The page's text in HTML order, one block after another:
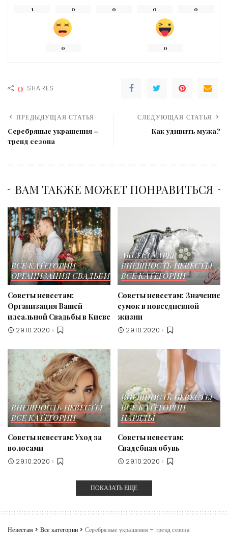
1 0 0 0 0
0 0
0 SHARES
ПРЕДЫДУЩАЯ СТАТЬЯ
Серебряные украшения –
тренд сезона
СЛЕДУЮЩАЯ СТАТЬЯ
Как удивить мужа?
ВАМ ТАКЖЕ МОЖЕТ ПОНРАВИТЬСЯ
ВСЕ КАТЕГОРИИ
ОРГАНИЗАЦИЯ СВАДЬБИ
Советы невестам:
Организация Вашей
идеальной Свадьбы в Киеве
29.10.2020
АКСЕССУАРЫ
ВНЕШНОСТЬ НЕВЕСТЫ
ВСЕ КАТЕГОРИИ
Советы невестам: Значение
сумок в повседневной
жизни
29.10.2020
ВНЕШНОСТЬ НЕВЕСТЫ
ВСЕ КАТЕГОРИИ
Советы невестам: Уход за
волосами
29.10.2020
ВНЕШНОСТЬ НЕВЕСТЫ
ВСЕ КАТЕГОРИИ
НАРЯДЫ
Советы невестам:
Свадебная обувь
29.10.2020
ПОКАЗАТЬ ЕЩЕ
Невестам > Все категории > Серебряные украшения – тренд сезона